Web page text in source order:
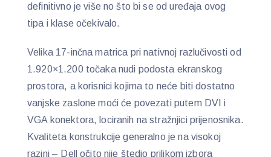
definitivno je više no što bi se od uređaja ovog
tipa i klase očekivalo.
Velika 17-inčna matrica pri nativnoj razlučivosti od
1.920×1.200 točaka nudi podosta ekranskog
prostora, a korisnici kojima to neće biti dostatno
vanjske zaslone moći će povezati putem DVI i
VGA konektora, lociranih na stražnjici prijenosnika.
Kvaliteta konstrukcije generalno je na visokoj
razini – Dell očito nije štedio prilikom izbora